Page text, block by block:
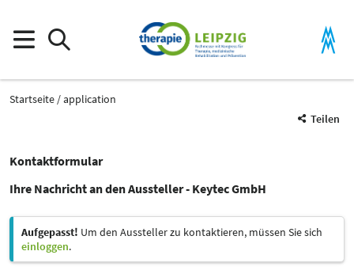
Startseite
application
Teilen
Kontaktformular
Ihre Nachricht an den Aussteller - Keytec GmbH
Aufgepasst! Um den Aussteller zu kontaktieren, müssen Sie sich
einloggen.